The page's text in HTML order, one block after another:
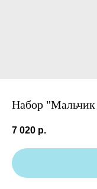
Набор
7 020 р.